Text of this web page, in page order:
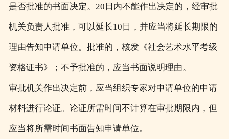
是否批准的书面决定。20日内不能作出决定的，经审批
机关负责人批准，可以延长10日，并应当将延长期限的
理由告知申请单位。批准的，核发《社会艺术水平考级
资格证书》；不予批准的，应当书面说明理由。
审批机关作出决定前，应当组织专家对申请单位的申请
材料进行论证。论证所需时间不计算在审批期限内，但
应当将所需时间书面告知申请单位。